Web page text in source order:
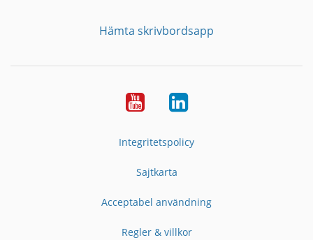
Hämta skrivbordsapp
YouTubeLinkedIn
Integritetspolicy
Sajtkarta
Acceptabel användning
Regler & villkor